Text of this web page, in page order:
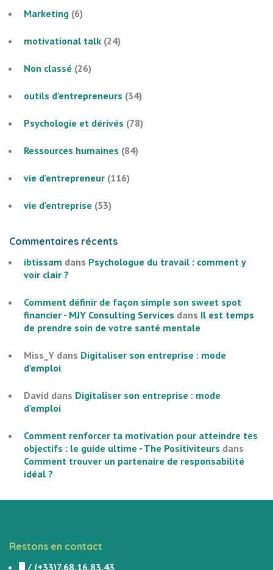
Marketing (6)
motivational talk (24)
Non classé (26)
outils d'entrepreneurs (34)
Psychologie et dérivés (78)
Ressources humaines (84)
vie d'entrepreneur (116)
vie d'entreprise (53)
Commentaires récents
ibtissam dans Psychologue du travail : comment y
voir clair ?
Comment définir de façon simple son sweet spot
financier - MJY Consulting Services dans Il est temps
de prendre soin de votre santé mentale
Miss_Y dans Digitaliser son entreprise : mode
d’emploi
David dans Digitaliser son entreprise : mode
d’emploi
Comment renforcer ta motivation pour atteindre tes
objectifs : le guide ultime - The Positiviteurs dans
Comment trouver un partenaire de responsabilité
idéal ?
Restons en contact
/ (+33)7.68.16.83.43